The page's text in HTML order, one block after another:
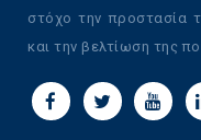
στόχο την προστασία
και την βελτίωση της